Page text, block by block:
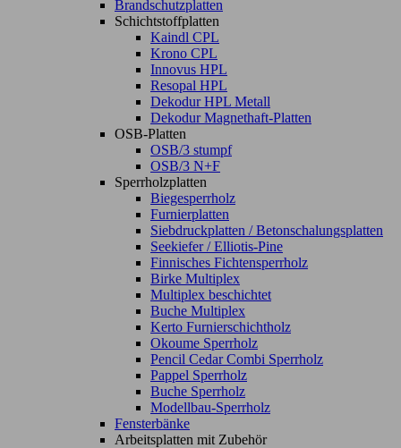
Brandschutzplatten
Schichtstoffplatten
Kaindl CPL
Krono CPL
Innovus HPL
Resopal HPL
Dekodur HPL Metall
Dekodur Magnethaft-Platten
OSB-Platten
OSB/3 stumpf
OSB/3 N+F
Sperrholzplatten
Biegesperrholz
Furnierplatten
Siebdruckplatten / Betonschalungsplatten
Seekiefer / Elliotis-Pine
Finnisches Fichtensperrholz
Birke Multiplex
Multiplex beschichtet
Buche Multiplex
Kerto Furnierschichtholz
Okoume Sperrholz
Pencil Cedar Combi Sperrholz
Pappel Sperrholz
Buche Sperrholz
Modellbau-Sperrholz
Fensterbänke
Arbeitsplatten mit Zubehör